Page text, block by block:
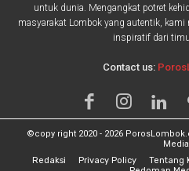
untuk dunia. Mengangkat potret
masyarakat Lombok yang autentik,
inspiratif dari
Contact us:
©copy right 2020 - 2026
Media
Redaksi
Privacy Policy Tentang